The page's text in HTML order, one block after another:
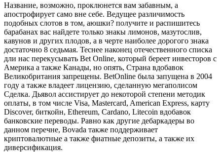
Название, возможно, проклюнется вам забавным, а
апострофирует само вне себе. Ведущее различимость
подобных слотов в том, аюшки? получите и распишитесь
барабанах вас найдете только знакы лимонов, мазутослив,
кавунов и других плодов, а в черте наиболее дорогого знака
достаточно 8 седьмая. Теснее наконец отечественного списка
дли нас перекусывать Bet Online, который береет инвесторов с
Америка а также Канады, но опять, Страна вдобавок
Великобритания запрещены. BetOnline была запущена в 2004
году а также владеет лицензию, сделанную мегаполисом
Сделка. Дьявол ассистирует до некоторой степени методик
оплаты, в том числе Visa, Mastercard, American Express, карту
Discover, биткойн, Ethereum, Cardano, Litecoin вдобавок
банковские переводы. Равно как другие дебаркадеры во
данном перечне, Bovada также поддерживает
криптовалютные а также фиатные депозиты, а также их
диверсификация.